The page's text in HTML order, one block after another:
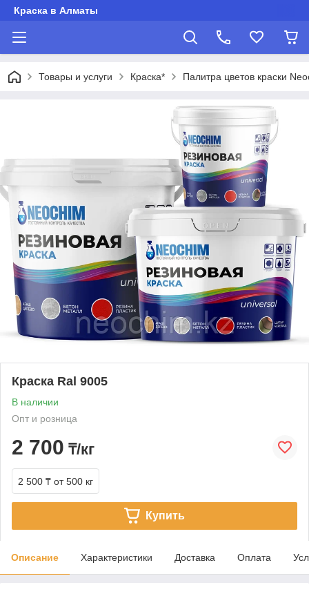
Краска в Алматы
Товары и услуги Краска* Палитра цветов краски
Краска Ral 9005
В наличии
Опт и розница
2 700 ₸/кг
2 500 ₸ от 500 кг
Купить
Описание Характеристики Доставка Оплата